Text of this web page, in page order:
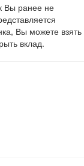
Вы ранее не
Вы можете взять
вклад.